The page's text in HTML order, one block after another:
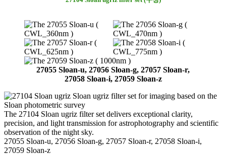
27055 Sloan-u, 27056 Sloan-g, 27057 Sloan-r,
27058 Sloan-i, 27059 Sloan-z
The 27104 Sloan ugriz filter set delivers exceptional clarity,
precision, and light transmission for astrophotography and scientific
observation of the night sky.
27055 Sloan-u, 27056 Sloan-g, 27057 Sloan-r, 27058 Sloan-i,
27059 Sloan-z